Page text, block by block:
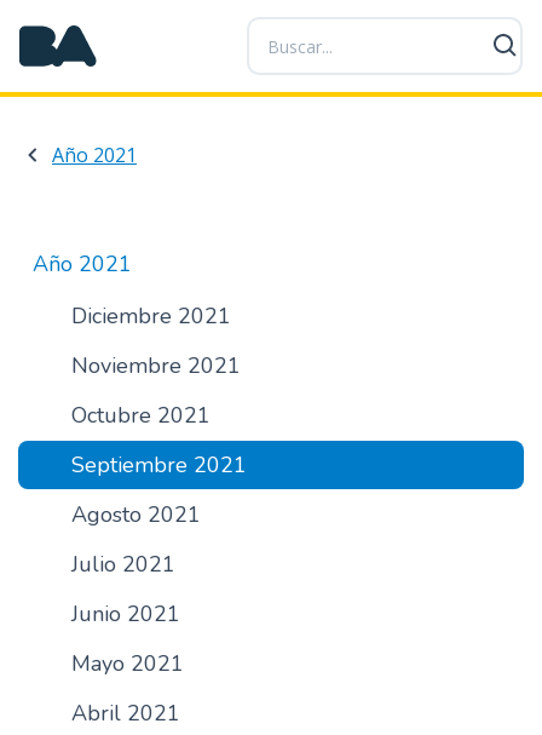
P
a
s
a
Año 2021
Año 2021
Diciembre 2021
Noviembre 2021
Octubre 2021
Septiembre 2021
Agosto 2021
Julio 2021
Junio 2021
Mayo 2021
Abril 2021